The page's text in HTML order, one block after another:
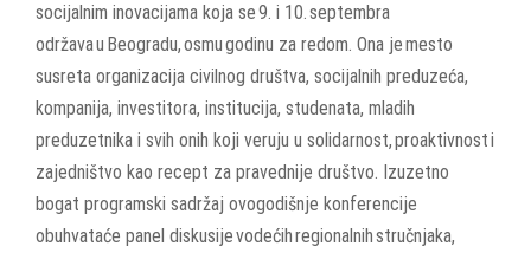
socijalnim inovacijama koja se 9. i 10. septembra
održava u Beogradu, osmu godinu za redom. Ona je mesto
susreta organizacija civilnog društva, socijalnih preduzeća,
kompanija, investitora, institucija, studenata, mladih
preduzetnika i svih onih koji veruju u solidarnost, proaktivnost i
zajedništvo kao recept za pravednije društvo. Izuzetno
bogat programski sadržaj ovogodišnje konferencije
obuhvataće panel diskusije vodećih regionalnih stručnjaka,